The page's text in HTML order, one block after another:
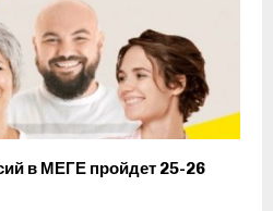
в МЕГЕ пройдет 25-26